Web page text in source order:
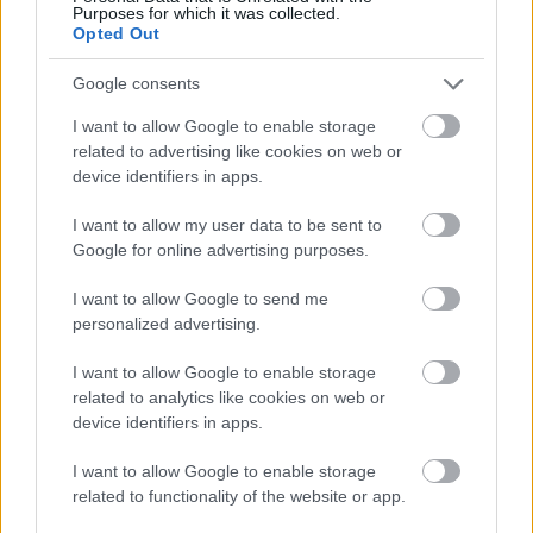
Purposes for which it was collected.
Opted Out
Google consents
I want to allow Google to enable storage
related to advertising like cookies on web or
device identifiers in apps.
I want to allow my user data to be sent to
Google for online advertising purposes.
I want to allow Google to send me
personalized advertising.
I want to allow Google to enable storage
related to analytics like cookies on web or
device identifiers in apps.
I want to allow Google to enable storage
related to functionality of the website or app.
SPANYOLORSZÁG
Barcelona:Christensen és a Barcelona
megállapodott abban, hogy a dán védő további két
évre ír alá a címvédőnél.Christensena következő két
szezonban is a Barcánál marad amellett, hogy
vagy sem a kapcsolatot. Így a Barca biztosítja, hogy
amennyiben a középhátvéd sérülése továbbra is
fennáll, büntetések nélkül felbonthatják a
szerződését. (Marca)
Real Madrid: Közleményben cáfolták azokat a
híreket, hogy bármilyen kapcsolatban lennének a
Bayern München játékosával, Michael Olise-zal. A
királyiak azt is kiemelték, milyen jó a kapcsolatuk a
Bayernnel, már csak ezért sem kockáztatnák meg,
hogy a német rekordbajnok egy játékosa ügyében